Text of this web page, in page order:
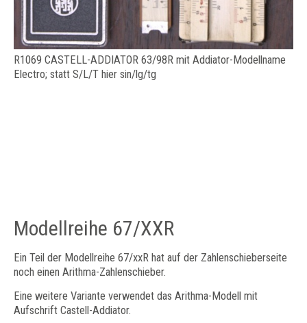
R1069 CASTELL-ADDIATOR 63/98R mit Addiator-Modellname
Electro; statt S/L/T hier sin/lg/tg
Modellreihe 67/XXR
Ein Teil der Modellreihe 67/xxR hat auf der Zahlenschieberseite
noch einen Arithma-Zahlenschieber.
Eine weitere Variante verwendet das Arithma-Modell mit
Aufschrift Castell-Addiator.